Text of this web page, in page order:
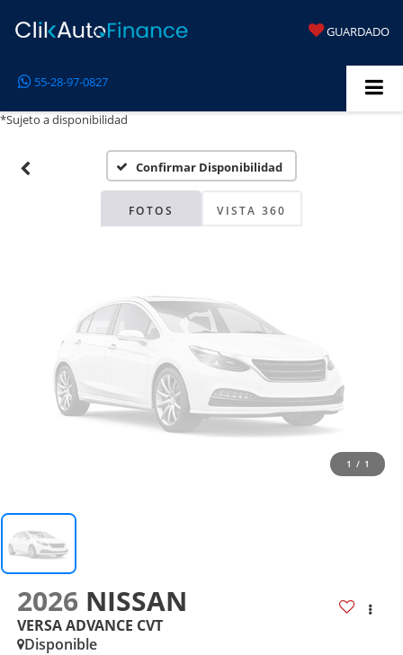
GUARDADO
55-28-97-0827
*Sujeto a disponibilidad
Confirmar Disponibilidad
FOTOS VISTA 360
Disponibles
Por favor, revise luego
1 / 1
2026 NISSAN
VERSA ADVANCE CVT
Disponible